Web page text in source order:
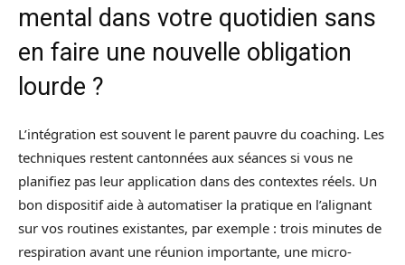
mental dans votre quotidien sans
en faire une nouvelle obligation
lourde ?
L’intégration est souvent le parent pauvre du coaching. Les
techniques restent cantonnées aux séances si vous ne
planifiez pas leur application dans des contextes réels. Un
bon dispositif aide à automatiser la pratique en l’alignant
sur vos routines existantes, par exemple : trois minutes de
respiration avant une réunion importante, une micro-